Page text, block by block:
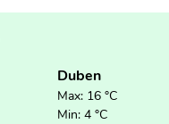
Duben
Max: 16 °C
Min: 4 °C